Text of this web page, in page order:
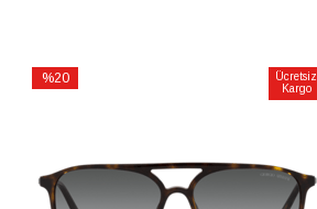
%20
Ücretsiz
Kargo